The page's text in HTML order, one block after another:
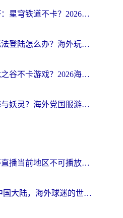
欧洲怎么玩崩坏：星穹铁道不卡？2026海外玩家国服游戏加速器终极攻略
战地无疆国外无法登陆怎么办？海外玩家国服畅玩终极指南（附欧服魔兽EVE加速方案）
在欧洲怎么玩龙之谷不卡游戏？2026海外党国服游戏加速全攻略
台湾怎么玩山海与妖灵？海外党国服游戏加速全攻略，告别延迟卡顿
在国外看世界杯直播当前地区不可播放？海外党必看的回国加速全攻略
当CCTV5仅限中国大陆，海外球迷的世界杯狂欢如何继续？